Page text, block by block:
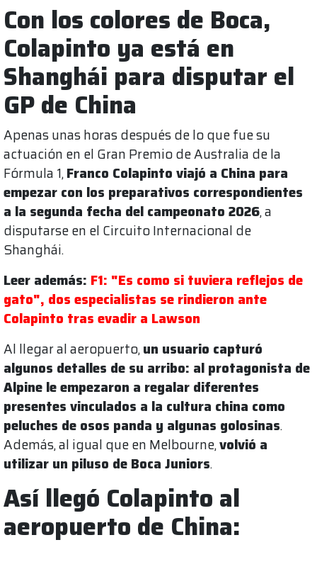
Con los colores de Boca,
Colapinto ya está en
Shanghái para disputar el
GP de China
Apenas unas horas después de lo que fue su
actuación en el Gran Premio de Australia de la
Fórmula 1,Franco Colapinto viajó a China para
empezar con los preparativos correspondientes
a la segunda fecha del campeonato 2026, a
disputarse en el Circuito Internacional de
Shanghái.
Leer además: F1: "Es como si tuviera reflejos de
gato", dos especialistas se rindieron ante
Colapinto tras evadir a Lawson
Al llegar al aeropuerto,un usuario capturó
algunos detalles de su arribo: al protagonista de
Alpine le empezaron a regalar diferentes
presentes vinculados a la cultura china como
peluches de osos panda y algunas golosinas.
Además, al igual que en Melbourne,volvió a
utilizar un piluso de Boca Juniors.
Así llegó Colapinto al
aeropuerto de China: